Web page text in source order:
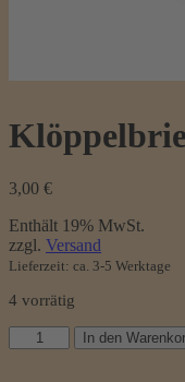
3,00 €
Enthält 19% MwSt.
zzgl. Versand
Lieferzeit: ca. 3-5 Werktage
4 vorrätig
Klöppelbrief
Stern
In den